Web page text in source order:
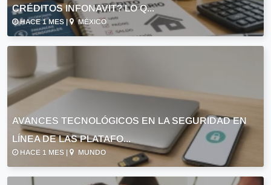
CRÉDITOS INFONAVIT? LO Q...
HACE 1 MES | MÉXICO
AVANCES TECNOLÓGICOS EN LA SEGURIDAD EN
LÍNEA DE LAS PLATAFO...
HACE 1 MES | MUNDO